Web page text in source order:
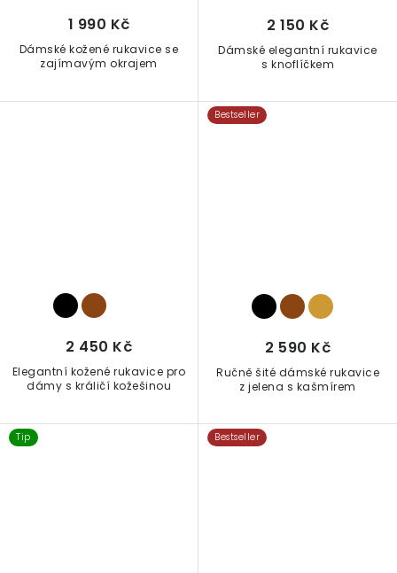
Dámské kožené rukavice se
zajímavým okrajem
1 990 Kč
Dámské elegantní rukavice
s knoflíčkem
2 150 Kč
Elegantní kožené rukavice pro
dámy s králičí kožešinou
2 450 Kč
Ručně šité dámské rukavice
z jelena s kašmírem
Bestseller
2 590 Kč
Tip Bestseller